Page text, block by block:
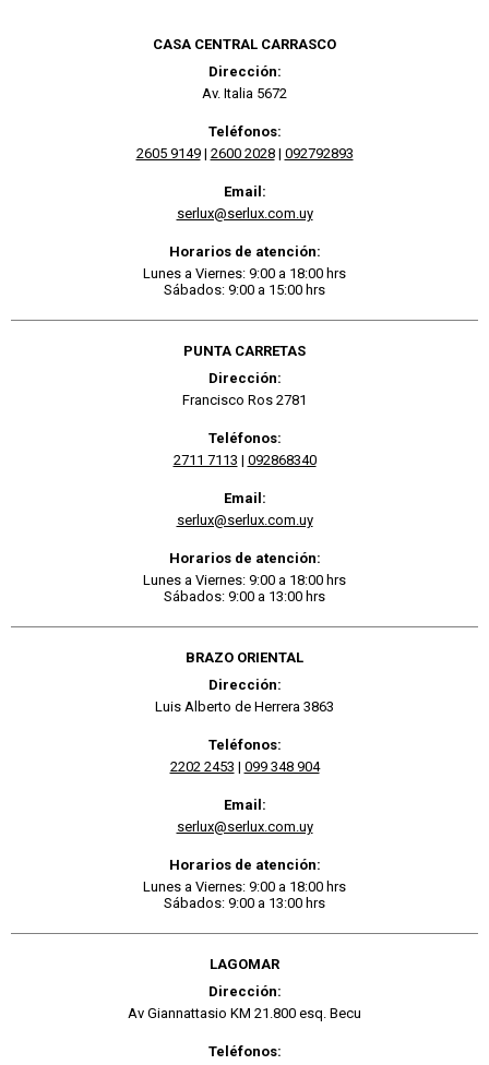
CASA CENTRAL CARRASCO
Dirección:
Av. Italia 5672
Teléfonos:
2605 9149| 2600 2028| 092792893
Email:
serlux@serlux.com.uy
Horarios de atención:
Lunes a Viernes: 9:00 a 18:00 hrs
Sábados: 9:00 a 15:00 hrs
PUNTA CARRETAS
Dirección:
Francisco Ros 2781
Teléfonos:
2711 7113 | 092868340
Email:
serlux@serlux.com.uy
Horarios de atención:
Lunes a Viernes: 9:00 a 18:00 hrs
Sábados: 9:00 a 13:00 hrs
BRAZO ORIENTAL
Dirección:
Luis Alberto de Herrera 3863
Teléfonos:
2202 2453 | 099 348 904
Email:
serlux@serlux.com.uy
Horarios de atención:
Lunes a Viernes: 9:00 a 18:00 hrs
Sábados: 9:00 a 13:00 hrs
LAGOMAR
Dirección:
Av Giannattasio KM 21.800 esq. Becu
Teléfonos: